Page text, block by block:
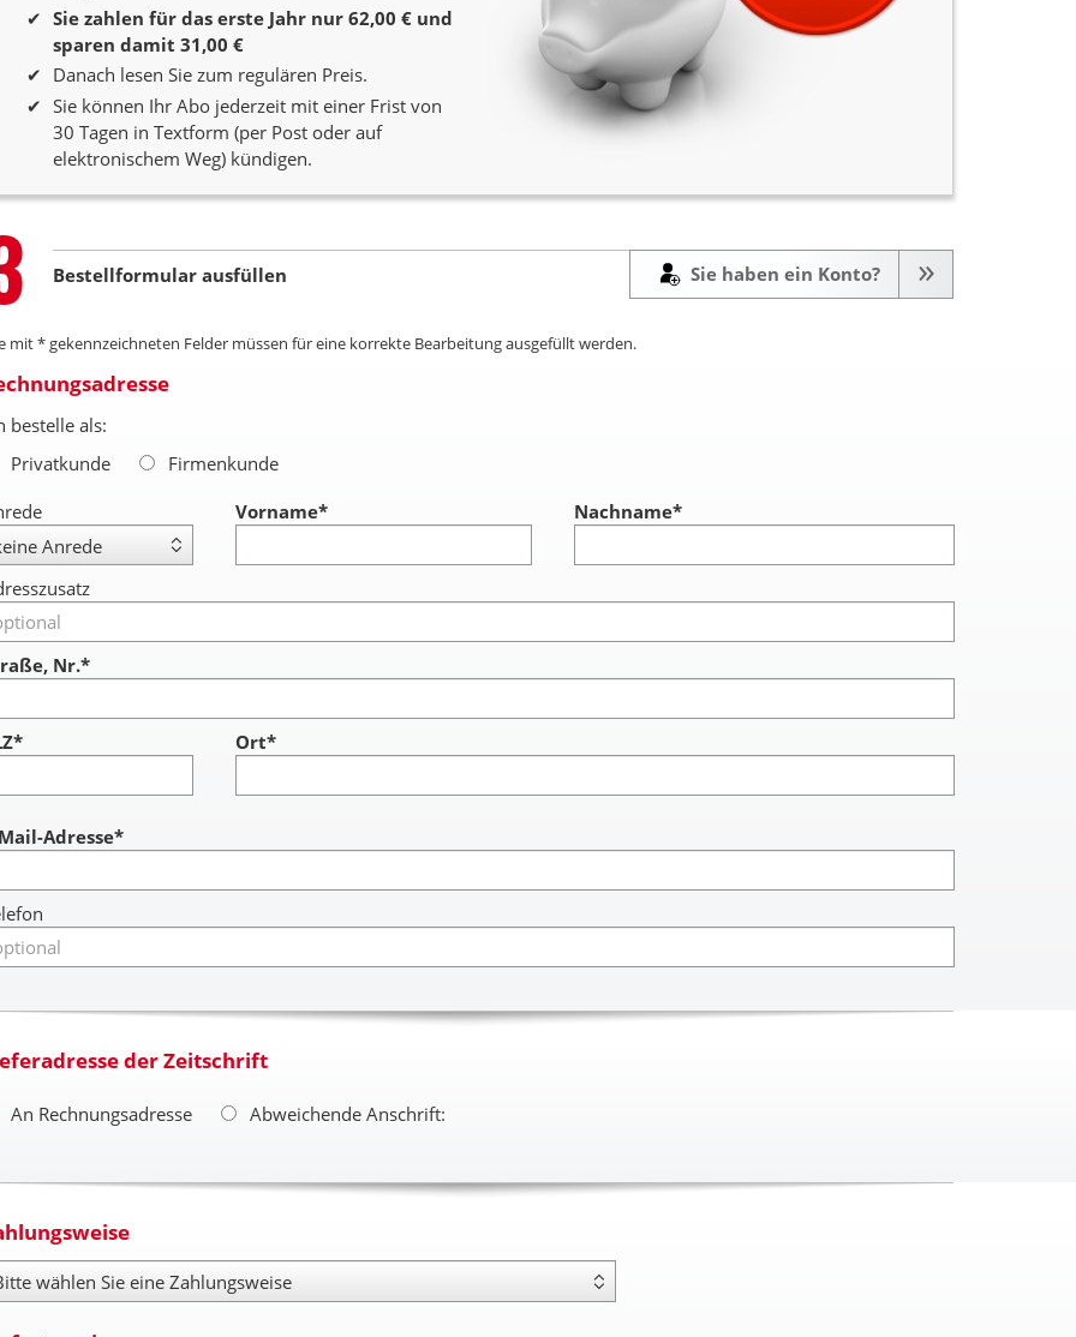
Sie zahlen für das erste Jahr nur 62,00 € und
sparen damit 31,00 €
Danach lesen Sie zum regulären Preis.
Sie können Ihr Abo jederzeit mit einer Frist von
30 Tagen in Textform (per Post oder auf
elektronischem Weg) kündigen.
Bestellformular ausfüllen Sie haben ein Konto?
mit * gekennzeichneten Felder müssen für eine korrekte Bearbeitung ausgefüllt werden.
bestelle als:
Privatkunde
Firmenkunde
Vorname* Nachname*
Nr.*
Ort*
Adresse*
der Zeitschrift
An Rechnungsadresse Abweichende Anschrift: